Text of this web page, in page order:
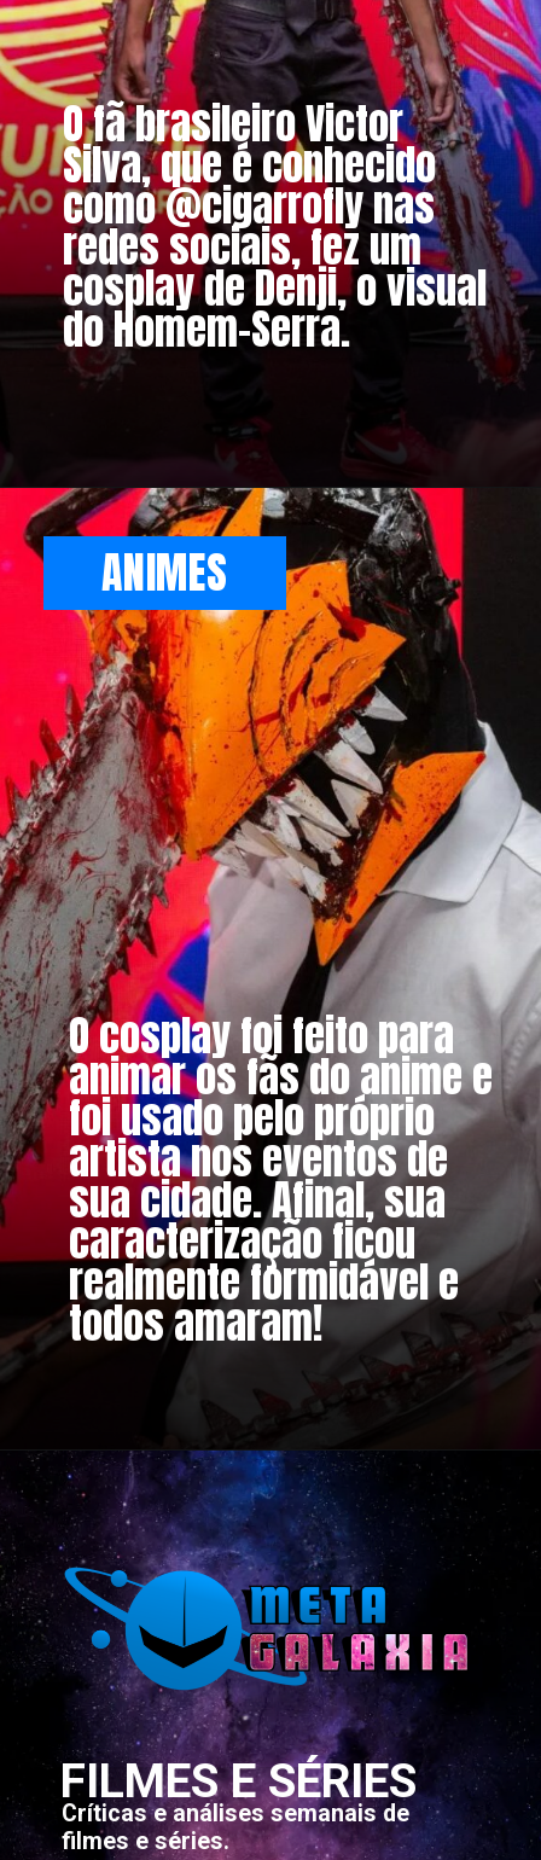
O fã brasileiro Victor
Silva, que é conhecido
como @cigarrofly nas
redes sociais, fez um
cosplay de Denji, o visual
do Homem-Serra.
O cosplay foi feito para
animar os fãs do anime e
foi usado pelo próprio
artista nos eventos de
sua cidade. Afinal, sua
caracterização ficou
realmente formidável e
todos amaram!
ANIMES
FILMES E SÉRIES
Críticas e análises semanais de
filmes e séries.